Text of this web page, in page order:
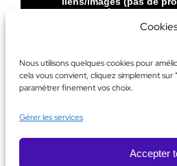
Nous utilisons quelques cookies pour
cela vous convient, cliquez simplement sur
paramétrer finement vos choix.
Gérer les services
Accepter
pubs ciblées chez
Vous pouvez vous
S’inscrire